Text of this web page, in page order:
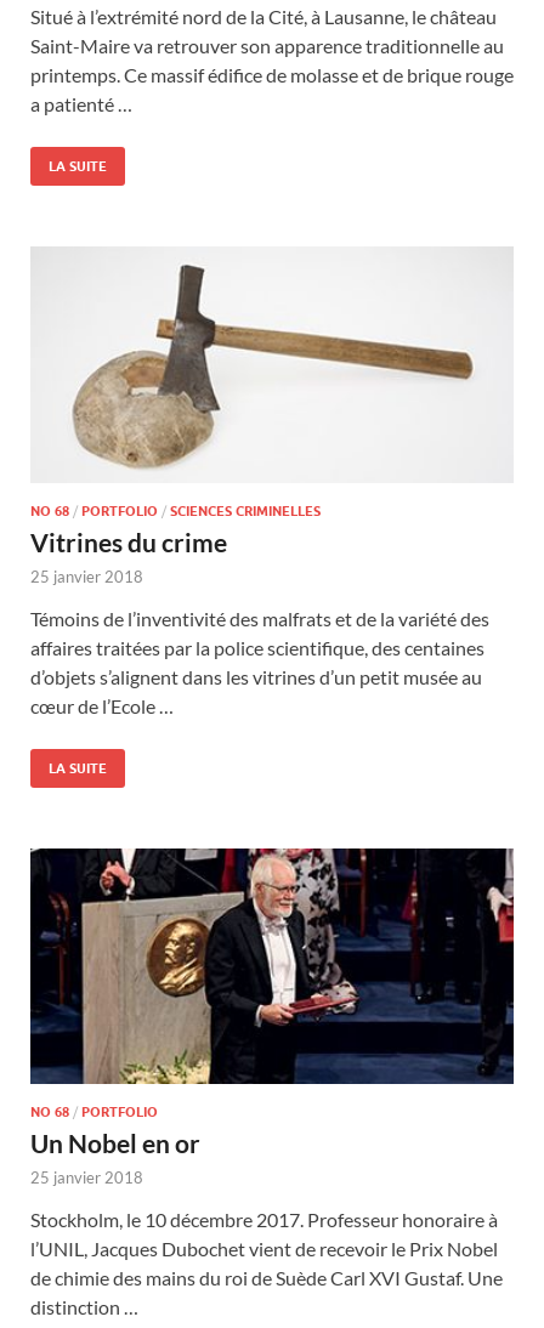
Situé à l’extrémité nord de la Cité, à Lausanne, le château
Saint-Maire va retrouver son apparence traditionnelle au
printemps. Ce massif édifice de molasse et de brique rouge
a patienté …
LA SUITE
NO 68 / PORTFOLIO / SCIENCES CRIMINELLES
Vitrines du crime
25 janvier 2018
Témoins de l’inventivité des malfrats et de la variété des
affaires traitées par la police scientifique, des centaines
d’objets s’alignent dans les vitrines d’un petit musée au
cœur de l’Ecole …
LA SUITE
NO 68 / PORTFOLIO
Un Nobel en or
25 janvier 2018
Stockholm, le 10 décembre 2017. Professeur honoraire à
l’UNIL, Jacques Dubochet vient de recevoir le Prix Nobel
de chimie des mains du roi de Suède Carl XVI Gustaf. Une
distinction …